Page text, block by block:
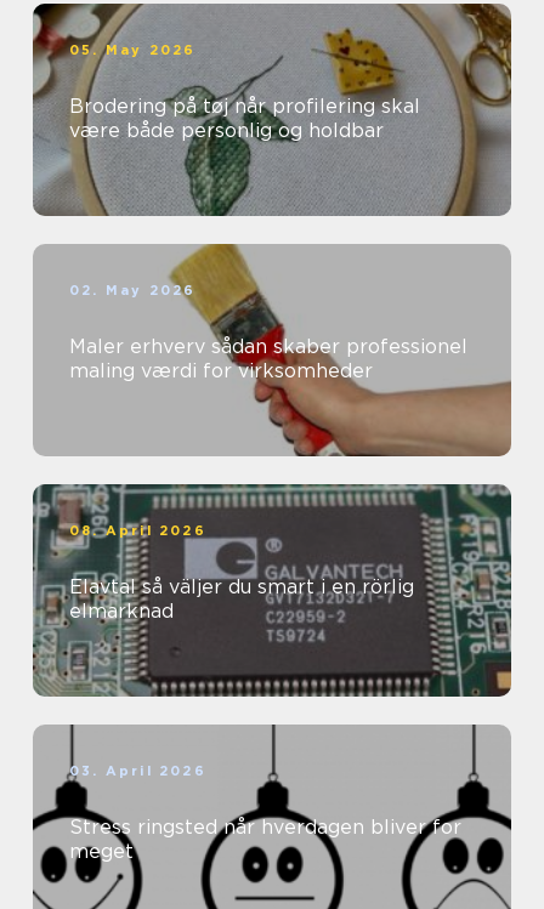
05. May 2026
Brodering på tøj når profilering skal
være både personlig og holdbar
02. May 2026
Maler erhverv sådan skaber professionel
maling værdi for virksomheder
08. April 2026
Elavtal så väljer du smart i en rörlig
elmarknad
03. April 2026
Stress ringsted når hverdagen bliver for
meget